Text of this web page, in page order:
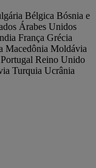
Bélgica Bósnia e
Árabes Unidos
França Grécia
Macedônia Moldávia
Portugal Reino Unido
Turquia Ucrânia